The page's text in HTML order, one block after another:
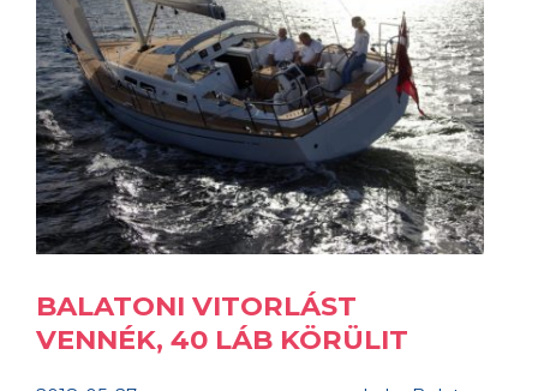
BALATONI VITORLÁST
VENNÉK, 40 LÁB KÖRÜLIT